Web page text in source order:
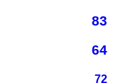
83
64
72